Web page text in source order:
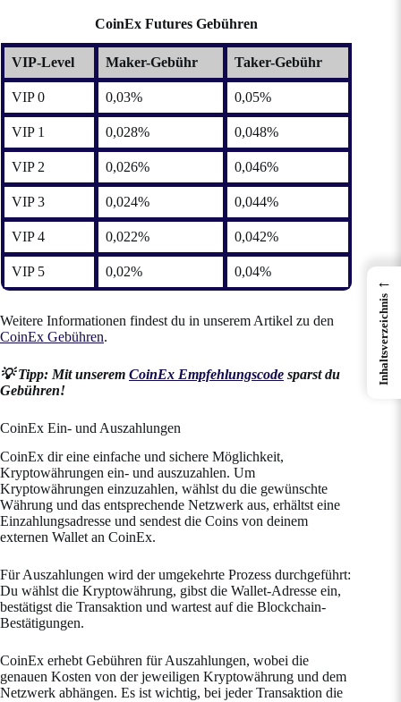
CoinEx Futures Gebühren
VIP-Level Maker-Gebühr Taker-Gebühr
VIP 0 0,03% 0,05%
VIP 1 0,028% 0,048%
VIP 2 0,026% 0,046%
VIP 3 0,024% 0,044%
VIP 4 0,022% 0,042%
VIP 5 0,02% 0,04%
Weitere Informationen findest du in unserem Artikel zu den
CoinEx Gebühren.
💡 Tipp: Mit unserem CoinEx Empfehlungscode sparst du
Gebühren!
CoinEx Ein- und Auszahlungen
CoinEx dir eine einfache und sichere Möglichkeit,
Kryptowährungen ein- und auszuzahlen. Um
Kryptowährungen einzuzahlen, wählst du die gewünschte
Währung und das entsprechende Netzwerk aus, erhältst eine
Einzahlungsadresse und sendest die Coins von deinem
externen Wallet an CoinEx.
Für Auszahlungen wird der umgekehrte Prozess durchgeführt:
Du wählst die Kryptowährung, gibst die Wallet-Adresse ein,
bestätigst die Transaktion und wartest auf die Blockchain-
Bestätigungen.
CoinEx erhebt Gebühren für Auszahlungen, wobei die
genauen Kosten von der jeweiligen Kryptowährung und dem
Netzwerk abhängen. Es ist wichtig, bei jeder Transaktion die
←
Inhaltsverzeichnis